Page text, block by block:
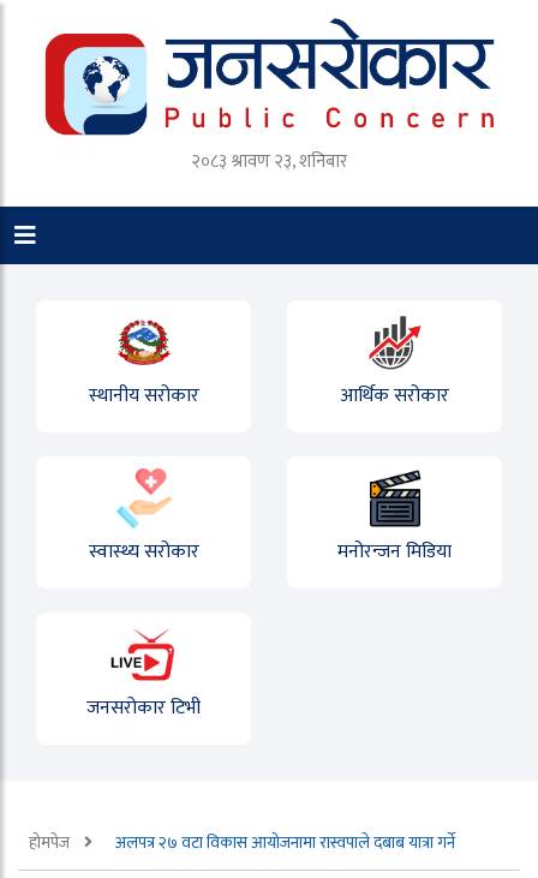
२०८३ श्रावण २३, शनिबार
स्थानीय सरोकार आर्थिक सरोकार
स्वास्थ्य सरोकार मनोरन्जन मिडिया
जनसरोकार टिभी
होमपेज अलपत्र २७ वटा विकास आयोजनामा रास्वपाले दबाब यात्रा गर्ने